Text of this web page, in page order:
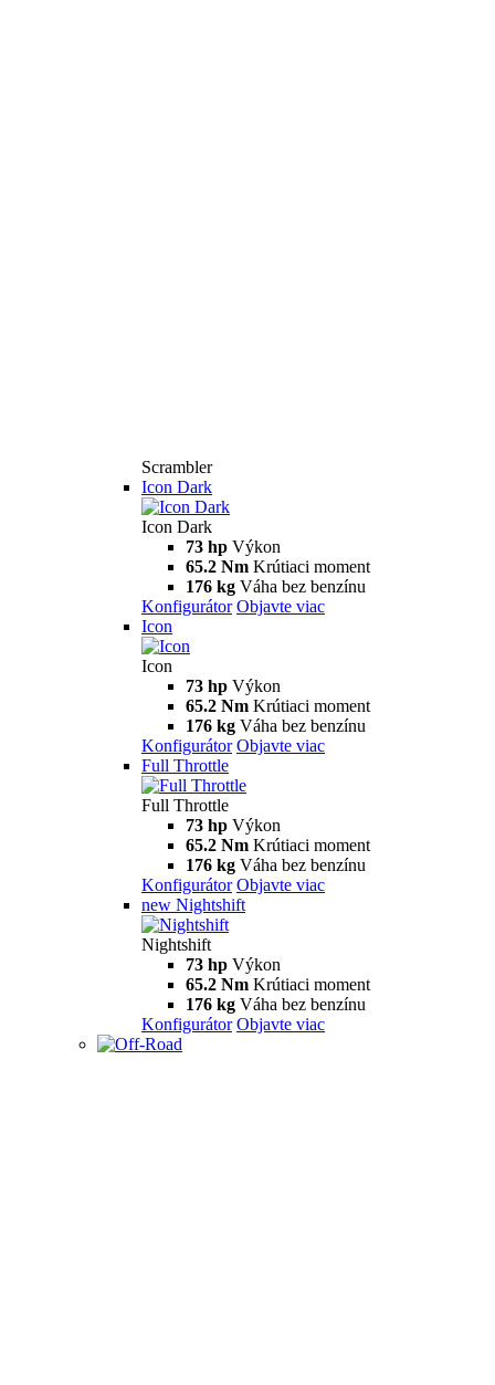
Scrambler
Icon Dark
Icon Dark
73 hp Výkon
65.2 Nm Krútiaci moment
176 kg Váha bez benzínu
Konfigurátor Objavte viac
Icon
Icon
73 hp Výkon
65.2 Nm Krútiaci moment
176 kg Váha bez benzínu
Konfigurátor Objavte viac
Full Throttle
Full Throttle
73 hp Výkon
65.2 Nm Krútiaci moment
176 kg Váha bez benzínu
Konfigurátor Objavte viac
new Nightshift
Nightshift
73 hp Výkon
65.2 Nm Krútiaci moment
176 kg Váha bez benzínu
Konfigurátor Objavte viac